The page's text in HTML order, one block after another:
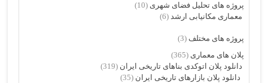
پروژه های تحلیل فضای شهری (10)
معماری مکانیابی ارشد (6)
پروژه های مختلف (3)
پلان های معماری (365)
دانلود پلان اتوکدی بناهای تاریخی ایران (319)
دانلود پلان بازارهای تاریخی ایران (35)